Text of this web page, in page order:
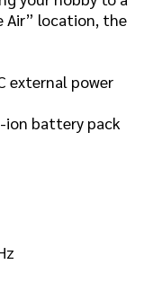
Air” location, the
external power
ion battery pack